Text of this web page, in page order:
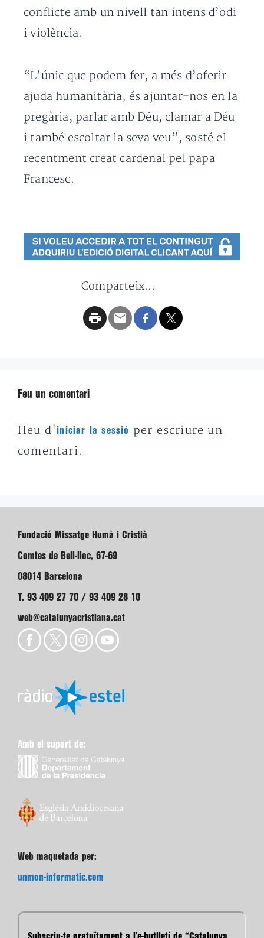
conflicte amb un nivell tan intens d’odi
i violència.
“L’únic que podem fer, a més d’oferir
ajuda humanitària, és ajuntar-nos en la
pregària, parlar amb Déu, clamar a Déu
i també escoltar la seva veu”, sosté el
recentment creat cardenal pel papa
Francesc.
Comparteix...
Feu un comentari
Heu d'iniciar la sessió
per escriure un
comentari.
Fundació Missatge Humà i Cristià
Comtes de Bell-lloc, 67-69
08014 Barcelona
T. 93 409 27 70 / 93 409 28 10
web@catalunyacristiana.cat
Amb el suport de:
Web maquetada per:
unmon-informatic.com